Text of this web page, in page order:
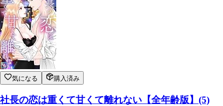
気になる 購入済み
社長の恋は重くて甘くて離れない【全年齢版】(5)